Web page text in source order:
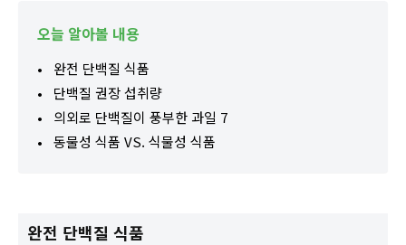
오늘 알아볼 내용
완전 단백질 식품
단백질 권장 섭취량
의외로 단백질이 풍부한 과일 7
동물성 식품 VS. 식물성 식품
완전 단백질 식품